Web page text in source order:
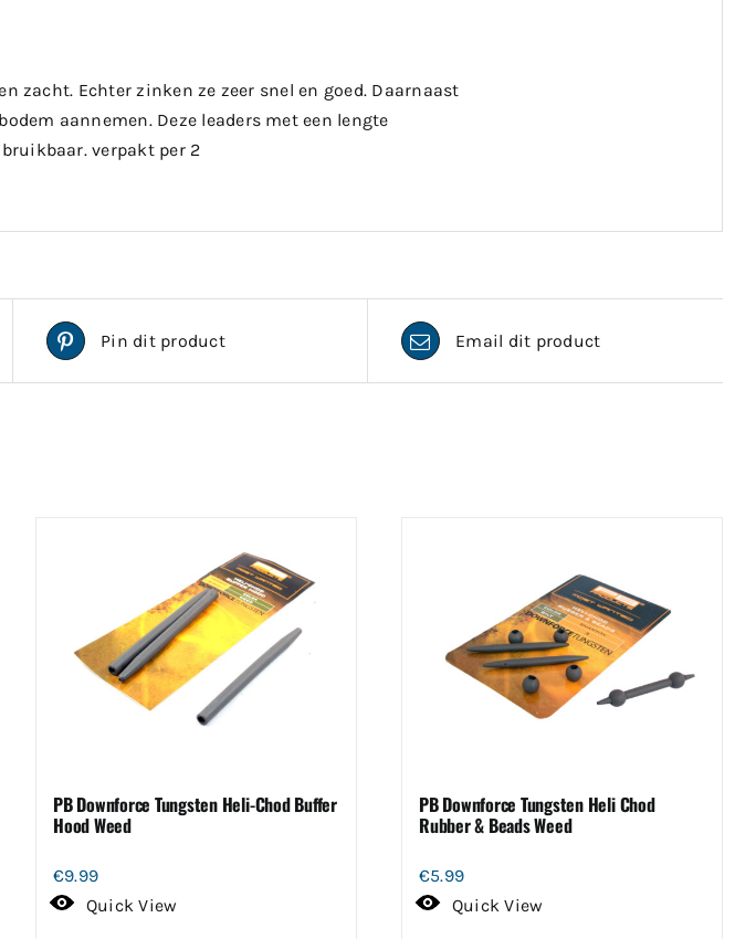
zacht. Echter zinken ze zeer snel en goed. Daarnaast
aannemen. Deze leaders met een lengte
verpakt per 2
Pin dit product Email dit product
PB Downforce Tungsten Heli-Chod Buffer
Hood Weed
€9.99
Quick View
PB Downforce Tungsten Heli Chod
Rubber & Beads Weed
€5.99
Quick View